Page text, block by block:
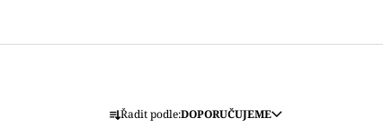
Ř Řadit podle:DOPORUČUJEME